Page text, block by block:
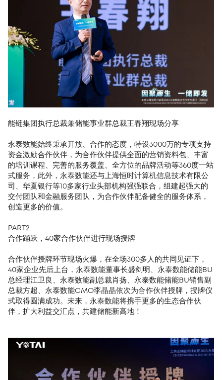
能链集团执行总裁兼储能事业群总裁王春翔现场分享
永泰数能始终秉承开放、合作的态度，特设3000万的专项支持
资金激励合作伙伴，为合作伙伴提供全面的营销资料包、丰富
的培训课程、完善的服务覆盖、全方位的品牌活动等360度一站
式服务，此外，永泰数能还与上海恒时计算机信息技术有限公
司、华夏银行等10多家行业头部机构强强联合，组建起强大的
交付团队和金融服务团队，为合作伙伴配备健全的服务体系，
创造更多的价值。
PART2
合作踊跃，40家合作伙伴进行现场授牌
合作伙伴授牌环节现场火爆，在全场300多人的共同见证下，
40家企业先后上台，永泰数能董事长盛剑明、永泰数能储能BU
总经理江卫良、永泰数能副总裁肖扬、永泰数能储能BU销售副
总裁方超、永泰数能CMO李晶晶依次为合作伙伴授牌，授牌仪
式取得圆满成功。未来，永泰数能将携手更多的生态合作伙
伴，扩大利益交汇点，共建储能新高地！